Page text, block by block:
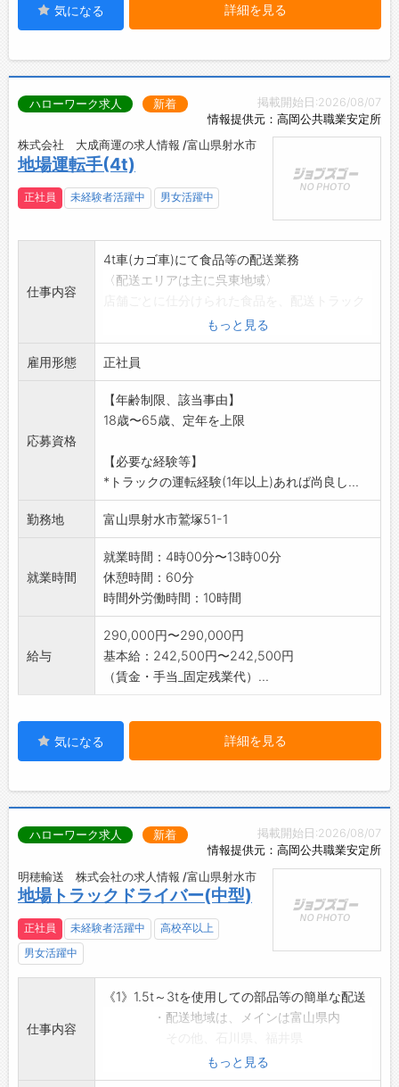
気になる 詳細を見る
掲載開始日:2026/08/07
情報提供元：高岡公共職業安定所
ハローワーク求人 新着
株式会社 大成商運の求人情報 /富山県射水市
地場運転手(4t)
正社員 未経験者活躍中 男女活躍中
仕事内容
4t車(カゴ車)にて食品等の配送業務
〈配送エリアは主に呉東地域〉
で店舗に届ける業務
です。
【変更範囲:変更なし】
もっと見る
雇用形態 正社員
応募資格
【年齢制限、該当事由】
18歳〜65歳、定年を上限
【必要な経験等】
*トラックの運転経験(1年以上)あれば尚良し...
勤務地 富山県射水市鷲塚51-1
就業時間
就業時間：4時00分〜13時00分
休憩時間：60分
時間外労働時間：10時間
給与
290,000円〜290,000円
基本給：242,500円〜242,500円
（賃金・手当_固定残業代）...
気になる 詳細を見る
掲載開始日:2026/08/07
情報提供元：高岡公共職業安定所
ハローワーク求人 新着
明穂輸送 株式会社の求人情報 /富山県射水市
地場トラックドライバー(中型)
正社員 未経験者活躍中
高校卒以上
男女活躍中
仕事内容
《1》1.5t～3tを使用しての部品等の簡単な配送
・配送地域は、メインは富山県内
・細かい内容は先輩社員が同乗し説明
します。
もっと見る